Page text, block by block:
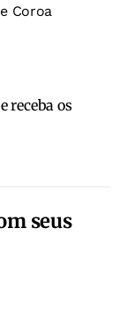
Coroa
receba os
seus